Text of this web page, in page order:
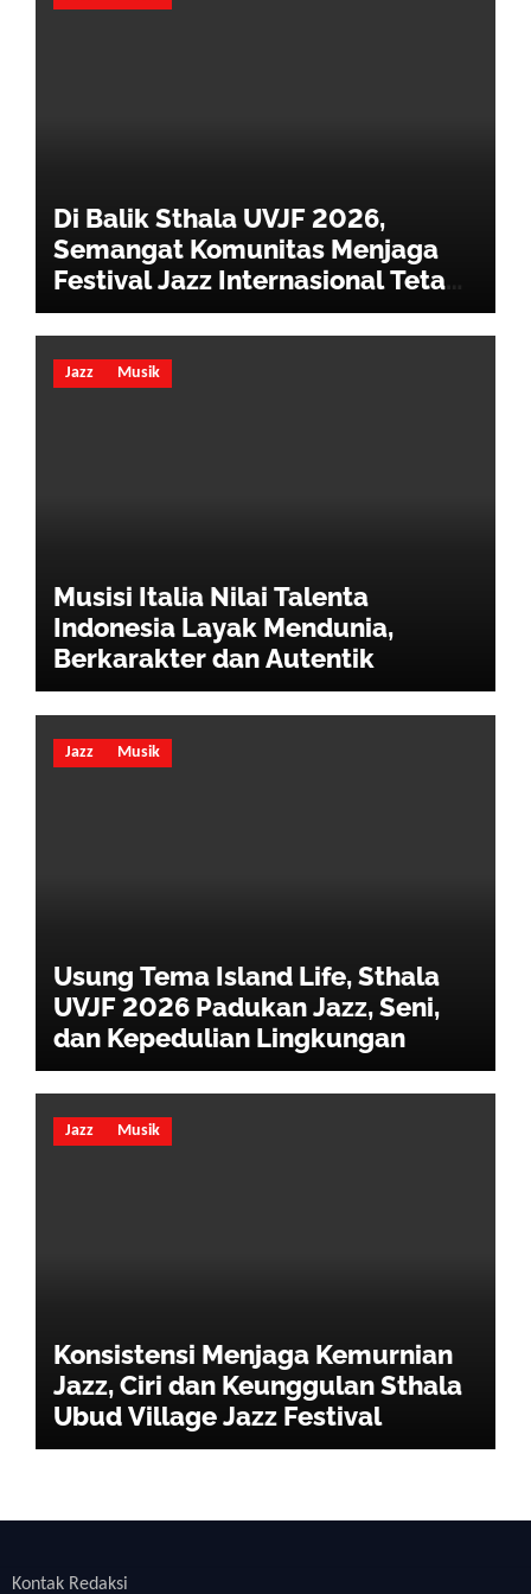
Di Balik Sthala UVJF 2026,
Semangat Komunitas Menjaga
Festival Jazz Internasional Tetap
Hidup
Jazz Musik
Musisi Italia Nilai Talenta
Indonesia Layak Mendunia,
Berkarakter dan Autentik
Jazz Musik
Usung Tema Island Life, Sthala
UVJF 2026 Padukan Jazz, Seni,
dan Kepedulian Lingkungan
Jazz Musik
Konsistensi Menjaga Kemurnian
Jazz, Ciri dan Keunggulan Sthala
Ubud Village Jazz Festival
Kontak Redaksi